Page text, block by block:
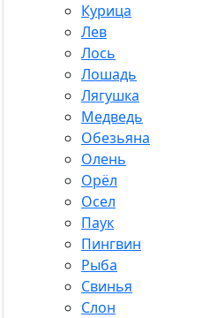
Курица
Лев
Лось
Лошадь
Лягушка
Медведь
Обезьяна
Олень
Орёл
Осел
Паук
Пингвин
Рыба
Свинья
Слон